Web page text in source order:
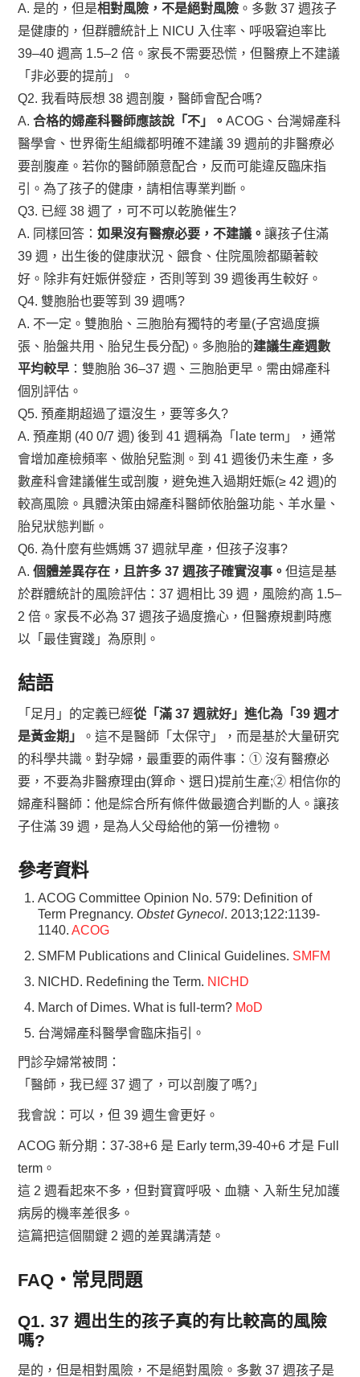
A. 是的，但是相對風險，不是絕對風險 。多數 37 週孩子
是健康的，但群體統計上 NICU 入住率、呼吸窘迫率比
39–40 週高 1.5–2 倍。家長不需要恐慌，但醫療上不建議
「非必要的提前」。
Q2. 我看時辰想 38 週剖腹，醫師會配合嗎?
A.合格的婦產科醫師應該說「不」。ACOG、台灣婦產科
醫學會、世界衛生組織都明確不建議 39 週前的非醫療必
要剖腹產。若你的醫師願意配合，反而可能違反臨床指
引。為了孩子的健康，請相信專業判斷。
Q3. 已經 38 週了，可不可以乾脆催生?
A. 同樣回答：如果沒有醫療必要，不建議。讓孩子住滿
39 週，出生後的健康狀況、餵食、住院風險都顯著較
好。除非有妊娠併發症，否則等到 39 週後再生較好。
Q4. 雙胞胎也要等到 39 週嗎?
A. 不一定。雙胞胎、三胞胎有獨特的考量(子宮過度擴
張、胎盤共用、胎兒生長分配)。多胞胎的建議生產週數
平均較早 ：雙胞胎 36–37 週、三胞胎更早。需由婦產科
個別評估。
Q5. 預產期超過了還沒生，要等多久?
A. 預產期 (40 0/7 週) 後到 41 週稱為「late term」，通常
會增加產檢頻率、做胎兒監測。到 41 週後仍未生產，多
數產科會建議催生或剖腹，避免進入過期妊娠(≥ 42 週)的
較高風險。具體決策由婦產科醫師依胎盤功能、羊水量、
胎兒狀態判斷。
Q6. 為什麼有些媽媽 37 週就早產，但孩子沒事?
A.個體差異存在，且許多 37 週孩子確實沒事。但這是基
於群體統計的風險評估：37 週相比 39 週，風險約高 1.5–
2 倍。家長不必為 37 週孩子過度擔心，但醫療規劃時應
以「最佳實踐」為原則。
結語
「足月」的定義已經從「滿 37 週就好」進化為「39 週才
是黃金期」
。這不是醫師「太保守」，而是基於大量研究
的科學共識。對孕婦，最重要的兩件事：① 沒有醫療必
要，不要為非醫療理由(算命、選日)提前生產;② 相信你的
婦產科醫師：他是綜合所有條件做最適合判斷的人。讓孩
子住滿 39 週，是為人父母給他的第一份禮物。
參考資料
ACOG Committee Opinion No. 579: Definition of
Term Pregnancy. Obstet Gynecol. 2013;122:1139-
1140.ACOG
SMFM Publications and Clinical Guidelines. SMFM
NICHD. Redefining the Term. NICHD
March of Dimes. What is full-term? MoD
台灣婦產科醫學會臨床指引。
門診孕婦常被問：
「醫師，我已經 37 週了，可以剖腹了嗎?」
我會說：可以，但 39 週生會更好。
ACOG 新分期：37-38+6 是 Early term,39-40+6 才是 Full
term。
這 2 週看起來不多，但對寶寶呼吸、血糖、入新生兒加護
病房的機率差很多。
這篇把這個關鍵 2 週的差異講清楚。
FAQ・常見問題
Q1. 37 週出生的孩子真的有比較高的風險
嗎?
是的，但是相對風險，不是絕對風險。多數 37 週孩子是